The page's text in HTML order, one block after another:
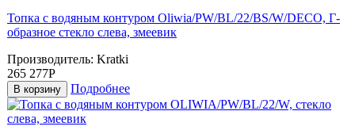
Топка с водяным контуром Oliwia/PW/BL/22/BS/W/DECO, Г-
образное стекло слева, змеевик
Производитель: Kratki
265 277Р
В корзину Подробнее